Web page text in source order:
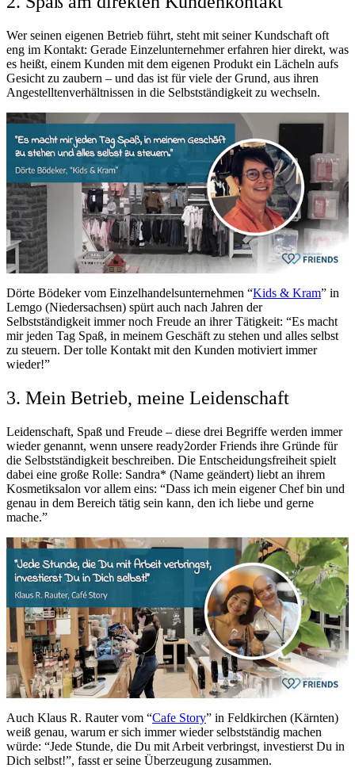
Wer seinen eigenen Betrieb führt, steht mit seiner Kundschaft oft
eng im Kontakt: Gerade Einzelunternehmer erfahren hier direkt, was
es heißt, einem Kunden mit dem eigenen Produkt ein Lächeln aufs
Gesicht zu zaubern – und das ist für viele der Grund, aus ihren
Angestelltenverhältnissen in die Selbstständigkeit zu wechseln.
Dörte Bödeker vom Einzelhandelsunternehmen “Kids & Kram” in
Lemgo (Niedersachsen) spürt auch nach Jahren der
Selbstständigkeit immer noch Freude an ihrer Tätigkeit: “Es macht
mir jeden Tag Spaß, in meinem Geschäft zu stehen und alles selbst
zu steuern. Der tolle Kontakt mit den Kunden motiviert immer
wieder!”
3. Mein Betrieb, meine Leidenschaft
Leidenschaft, Spaß und Freude – diese drei Begriffe werden immer
wieder genannt, wenn unsere ready2order Friends ihre Gründe für
die Selbstständigkeit beschreiben. Die Entscheidungsfreiheit spielt
dabei eine große Rolle: Sandra* (Name geändert) liebt an ihrem
Kosmetiksalon vor allem eins: “Dass ich mein eigener Chef bin und
genau in dem Bereich tätig sein kann, den ich liebe und gerne
mache.”
Auch Klaus R. Rauter vom “Cafe Story” in Feldkirchen (Kärnten)
weiß genau, warum er sich immer wieder selbstständig machen
würde: “Jede Stunde, die Du mit Arbeit verbringst, investierst Du in
Dich selbst!”, fasst er seine Überzeugung zusammen.